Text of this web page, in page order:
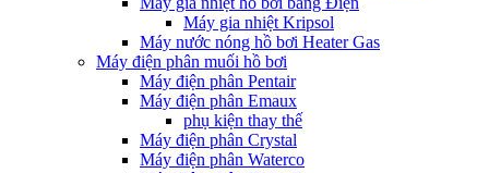
Máy gia nhiệt Kripsol
Máy nước nóng hồ bơi Heater Gas
Máy điện phân muối hồ bơi
Máy điện phân Pentair
Máy điện phân Emaux
phụ kiện thay thế
Máy điện phân Crystal
Máy điện phân Waterco